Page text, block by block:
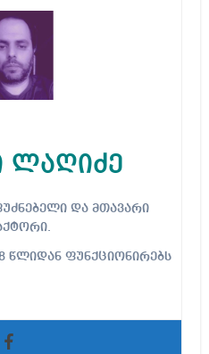
ლაღიძე
წლიდან ფუნქციონირებს